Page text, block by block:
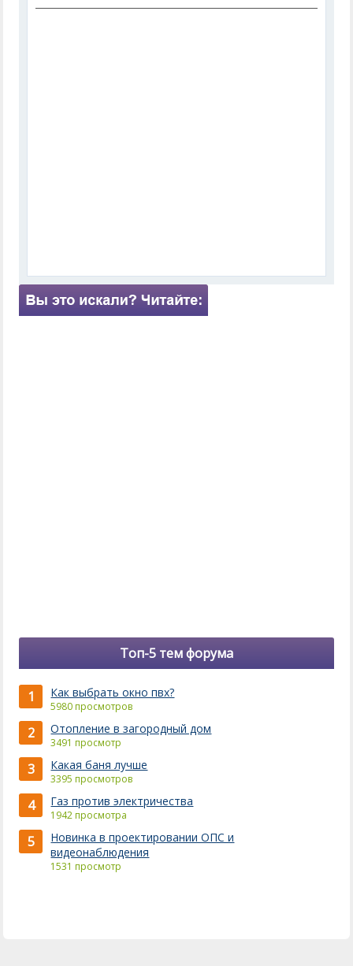
Топ-5 тем форума
1 Как выбрать окно пвх?
5980 просмотров
2 Отопление в загородный дом
3491 просмотр
3 Какая баня лучше
3395 просмотров
4 Газ против электричества
1942 просмотра
5
Новинка в проектировании ОПС и
видеонаблюдения
1531 просмотр